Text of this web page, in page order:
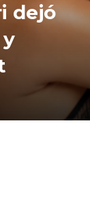
dejó